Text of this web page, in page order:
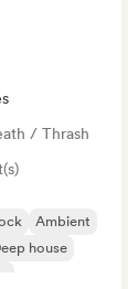
/ Thrash
Ambient
house